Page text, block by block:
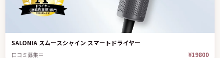
SALONIA スムースシャイン スマートドライヤー
口コミ募集中 ¥19800